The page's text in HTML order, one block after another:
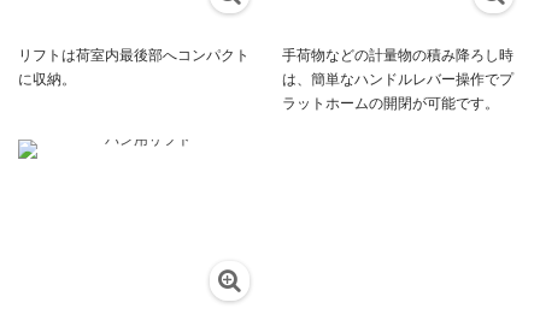
リフトは荷室内最後部へコンパクト
に収納。
手荷物などの計量物の積み降ろし時
は、簡単なハンドルレバー操作でプ
ラットホームの開閉が可能です。